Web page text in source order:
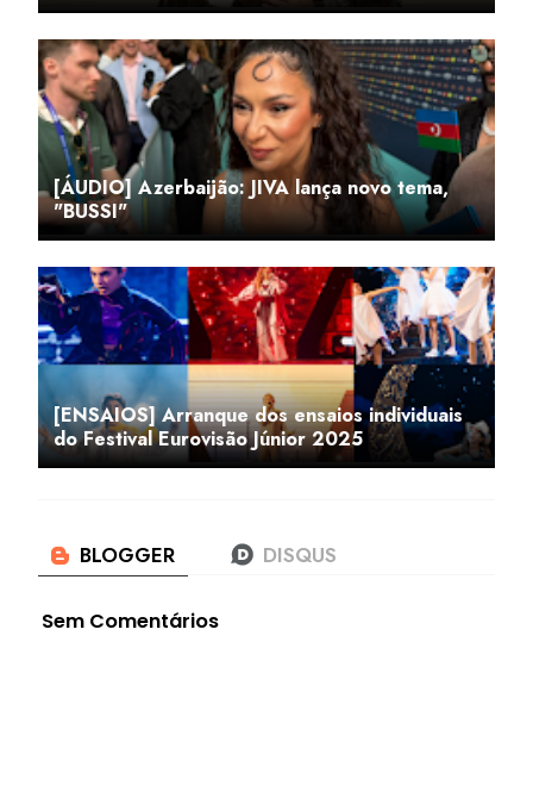
[ÁUDIO] Azerbaijão: JIVA lança novo tema,
"BUSSI"
[ENSAIOS] Arranque dos ensaios individuais
do Festival Eurovisão Júnior 2025
Sem Comentários